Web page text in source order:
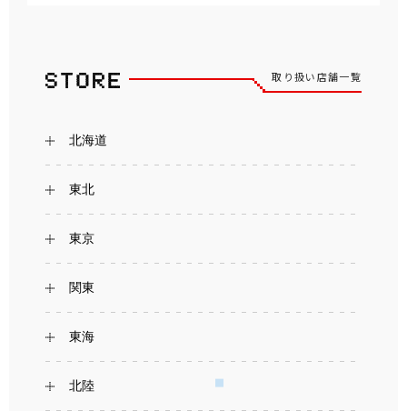
取り扱い店舗一覧
北海道
東北
東京
関東
東海
北陸